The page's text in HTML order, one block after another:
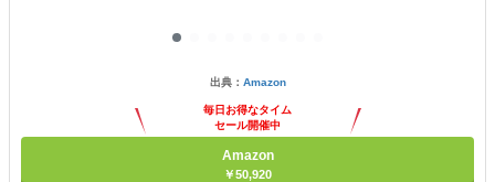
出典： Amazon
毎日お得なタイム
セール開催中
Amazon
￥50,920